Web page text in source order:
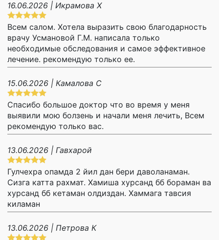
16.06.2026 | Икрамова Х
Всем салом. Хотела выразить свою благодарность
врачу Усмановой Г.М. написала только
необходимые обследования и самое эффективное
лечение. рекомендую только ее.
15.06.2026 | Камалова С
Спасибо большое доктор что во время у меня
выявили мою болзень и начали меня лечить, Всем
рекомендую только вас.
13.06.2026 | Гавхарой
Гулчехра опамда 2 йил дан бери даволанаман.
Сизга катта рахмат. Хамиша хурсанд бб бораман ва
хурсанд бб кетаман олдиздан. Хаммага тавсия
киламан
13.06.2026 | Петрова К